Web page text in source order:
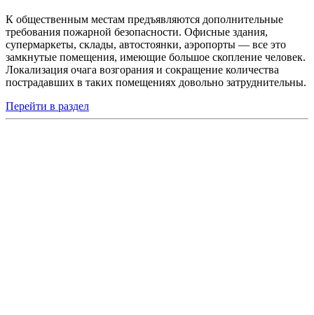
К общественным местам предъявляются дополнительные
требования пожарной безопасности. Офисные здания,
супермаркеты, склады, автостоянки, аэропорты — все это
замкнутые помещения, имеющие большое скопление человек.
Локализация очага возгорания и сокращение количества
пострадавших в таких помещениях довольно затруднительны.
Перейти в раздел